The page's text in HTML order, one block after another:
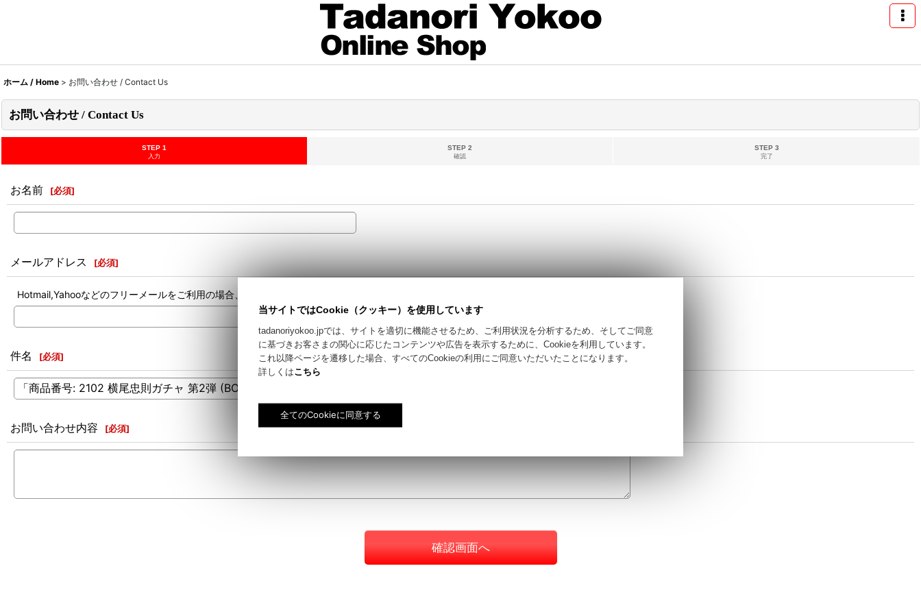
ホーム / Home > お問い合わせ / Contact Us
お問い合わせ / Contact Us
STEP 1
入力
STEP 2
確認
STEP 3
完了
お名前 [必須]
メールアドレス [必須]
Hotmail,Yahooなどのフリーメールをご利用の場合、迷惑メールとして処理される可能性がございます。フリーメール以外のご登録をお勧めします。
件名 [必須]
お問い合わせ内容 [必須]
確認画面へ
当サイトではCookie（クッキー）を使用しています
tadanoriyokoo.jpでは、サイトを適切に機能させるため、ご利用状況を分析するため、そしてご同意
に基づきお客さまの関心に応じたコンテンツや広告を表示するために、Cookieを利用しています。
これ以降ページを遷移した場合、すべてのCookieの利用にご同意いただいたことになります。
詳しくはこちら